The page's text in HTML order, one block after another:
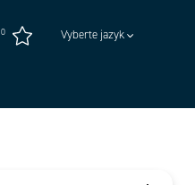
0 Vyberte jazyk